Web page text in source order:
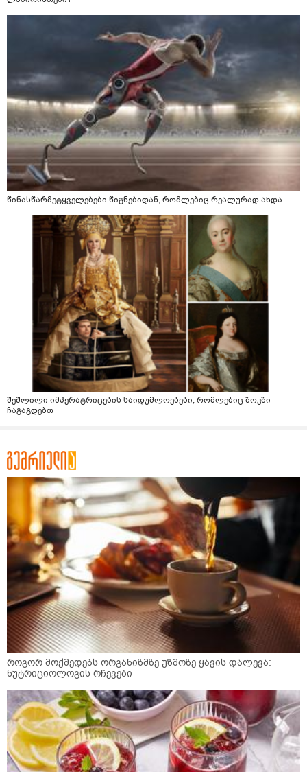
წინასწარმეტყველებები წიგნებიდან, რომლებიც რეალურად ახდა
შეშლილი იმპერატრიცების საიდუმლოებები, რომლებიც შოკში
ჩაგაგდებთ
როგორ მოქმედებს ორგანიზმზე უზმოზე ყავის დალევა:
ნუტრიციოლოგის რჩევები